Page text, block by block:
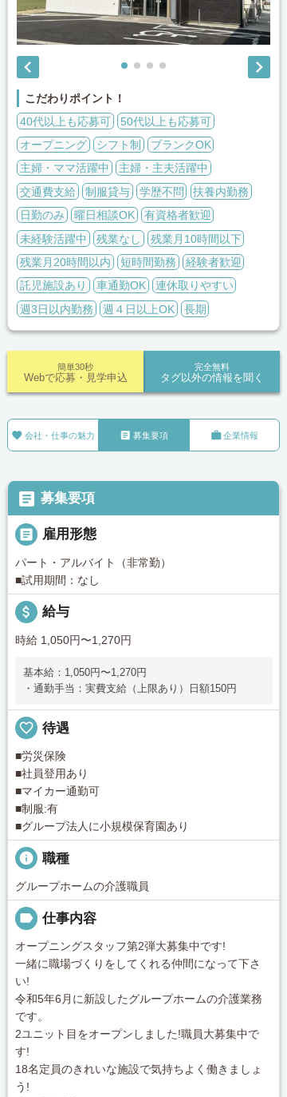
 
こだわりポイント！
40代以上も応募可
50代以上も応募可
オープニング
シフト制
ブランクOK
主婦・ママ活躍中
主婦・主夫活躍中
交通費支給
制服貸与 学歴不問
扶養内勤務
日勤のみ
曜日相談OK
有資格者歓迎
未経験活躍中
残業なし
残業月10時間以下
残業月20時間以内
短時間勤務
経験者歓迎
託児施設あり
車通勤OK
連休取りやすい
週3日以内勤務
週４日以上OK 長期
完全無料
タグ以外の情報を聞く
簡単30秒
Webで応募・見学申込
 会社・仕事の魅力  募集要項 企業情報
 募集要項
 雇用形態
パート・アルバイト（非常勤）
■試用期間：なし
attach_money 給与
時給 1,050円〜1,270円
基本給：1,050円〜1,270円
・通勤手当：実費支給（上限あり）日額150円
favorite_border 待遇
■労災保険
■社員登用あり
■マイカー通勤可
■制服:有
■グループ法人に小規模保育園あり
info 職種
グループホームの介護職員
label 仕事内容
オープニングスタッフ第2弾大募集中です!
一緒に職場づくりをしてくれる仲間になって下さ
い!
令和5年6月に新設したグループホームの介護業務
です。
2ユニット目をオープンしました!職員大募集中で
す!
18名定員のきれいな施設で気持ちよく働きましょ
う!